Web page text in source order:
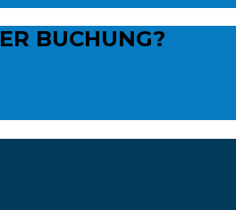
BUCHUNG?